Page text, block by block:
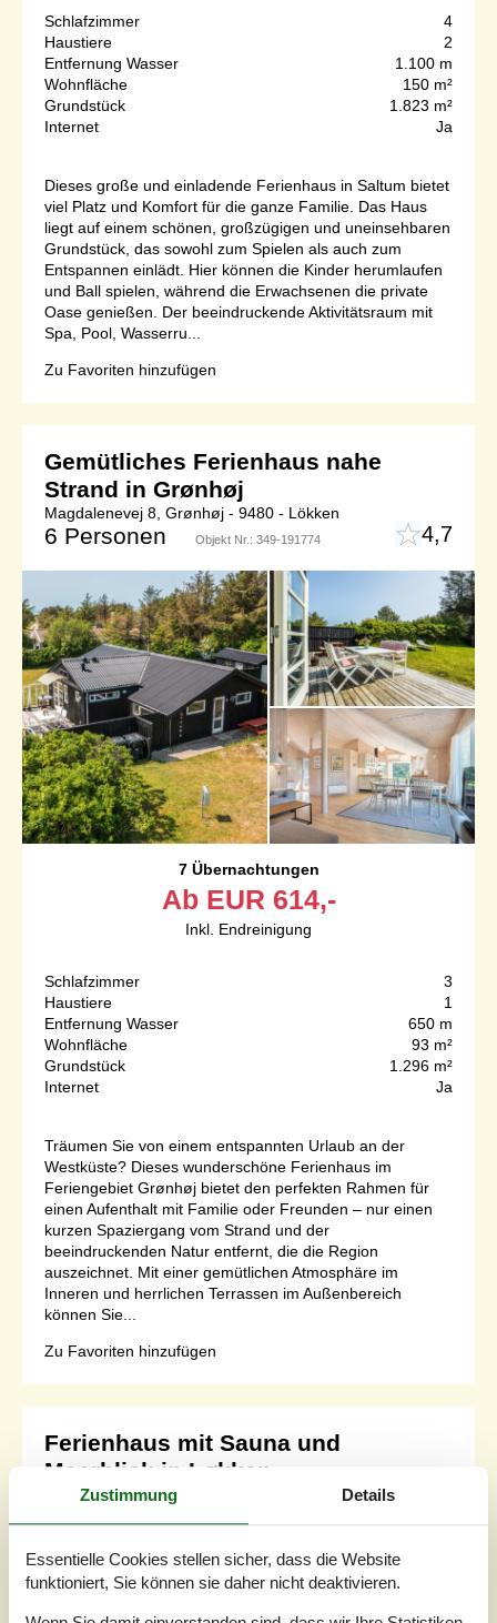
Schlafzimmer
4
Haustiere
2
Entfernung Wasser
1.100 m
Wohnfläche
150 m²
Grundstück
1.823 m²
Internet
Ja
Dieses große und einladende Ferienhaus in Saltum bietet
viel Platz und Komfort für die ganze Familie. Das Haus
liegt auf einem schönen, großzügigen und uneinsehbaren
Grundstück, das sowohl zum Spielen als auch zum
Entspannen einlädt. Hier können die Kinder herumlaufen
und Ball spielen, während die Erwachsenen die private
Oase genießen. Der beeindruckende Aktivitätsraum mit
Spa, Pool, Wasserru...
Zu Favoriten hinzufügen
Gemütliches Ferienhaus nahe
Strand in Grønhøj
Magdalenevej 8, Grønhøj - 9480 - Lökken
6 Personen Objekt Nr.: 349-191774 4,7
7 Übernachtungen
Ab EUR 614,-
Inkl. Endreinigung
Schlafzimmer
3
Haustiere
1
Entfernung Wasser
650 m
Wohnfläche
93 m²
Grundstück
1.296 m²
Internet
Ja
Träumen Sie von einem entspannten Urlaub an der
Westküste? Dieses wunderschöne Ferienhaus im
Feriengebiet Grønhøj bietet den perfekten Rahmen für
einen Aufenthalt mit Familie oder Freunden – nur einen
kurzen Spaziergang vom Strand und der
beeindruckenden Natur entfernt, die die Region
auszeichnet. Mit einer gemütlichen Atmosphäre im
Inneren und herrlichen Terrassen im Außenbereich
können Sie...
Zu Favoriten hinzufügen
Ferienhaus mit Sauna und
Meerblick in Løkken
Monasvej - Grönhöj Strand - 9480 - Lökken
8 Personen
alt)
Objekt Nr.:160-D7898
Zustimmung Details
Essentielle Cookies stellen sicher, dass die Website
funktioniert, Sie können sie daher nicht deaktivieren.